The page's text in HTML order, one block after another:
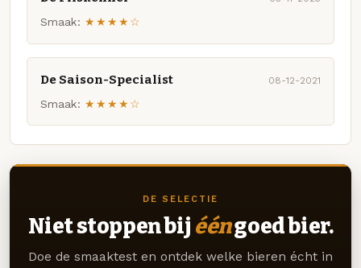
Smaak: ★★★★☆
De Saison-Specialist 08-12-2021
Smaak: ★★★★☆
DE SELECTIE
Niet stoppen bij ééngoed bier.
Doe de smaaktest en ontdek welke bieren écht in